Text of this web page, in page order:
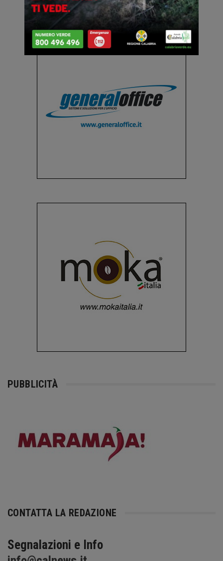
PUBBLICITÀ
CONTATTA LA REDAZIONE
Segnalazioni e Info